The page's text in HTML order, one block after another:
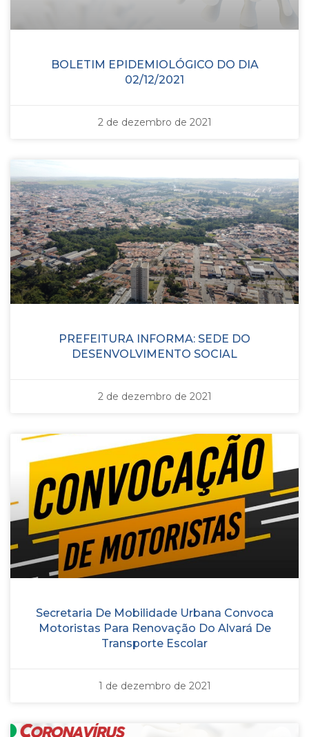
BOLETIM EPIDEMIOLÓGICO DO DIA
02/12/2021
2 de dezembro de 2021
PREFEITURA INFORMA: SEDE DO
DESENVOLVIMENTO SOCIAL
2 de dezembro de 2021
Secretaria De Mobilidade Urbana Convoca
Motoristas Para Renovação Do Alvará De
Transporte Escolar
1 de dezembro de 2021